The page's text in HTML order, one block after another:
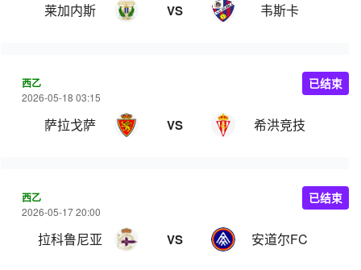
莱加内斯 VS 韦斯卡
西乙
2026-05-18 03:15
萨拉戈萨 VS 希洪竞技
已结束
西乙
2026-05-17 20:00
拉科鲁尼亚 VS 安道尔FC
已结束